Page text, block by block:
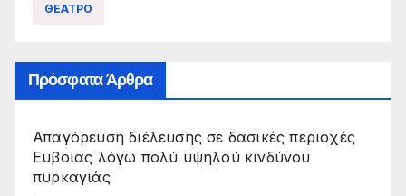
ΘΕΑΤΡΟ
Πρόσφατα Άρθρα
Απαγόρευση διέλευσης σε δασικές περιοχές
Ευβοίας λόγω πολύ υψηλού κινδύνου
πυρκαγιάς